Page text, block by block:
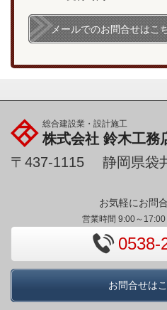
メールでのお問合せはこ
総合建設業・設計施工
株式会社 鈴木工務
〒437-1115 静岡県袋
お気軽にお問
営業時間 9:00～17:00
0538-
お問合せは